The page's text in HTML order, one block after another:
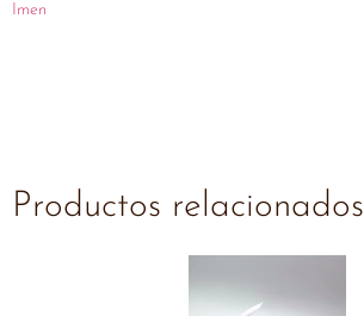
Imen
Productos relacionados